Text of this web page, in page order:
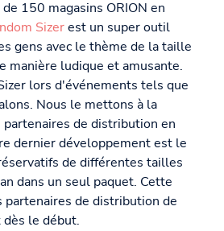
150 magasins ORION en
Sizerest un super outil
gens avec le thème de la taille
manière ludique et amusante.
lors d'événements tels que
Nous le mettons à la
de distribution en
dernier développement est le
de différentes tailles
dans un seul paquet. Cette
partenaires de distribution de
le début.